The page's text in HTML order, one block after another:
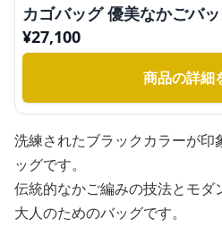
カゴバッグ 優美なかごバ
¥27,100
商品の詳細
洗練されたブラックカラーが
ッグです。
伝統的なかご編みの技法とモダ
大人のためのバッグです。